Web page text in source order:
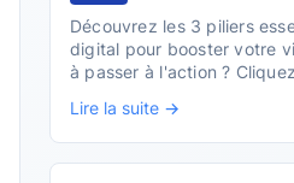
Découvrez les 3 piliers
digital pour booster votre
à passer à l'action ?
Lire la suite →